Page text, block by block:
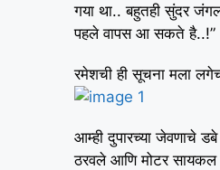
गया था.. बहुतही सुंदर
पहले वापस आ सकते है..!”
रमेशची ही सूचना मला लगेच
आम्ही दुपारच्या जेवणाचे
ठरवले आणि मोटर सायकल